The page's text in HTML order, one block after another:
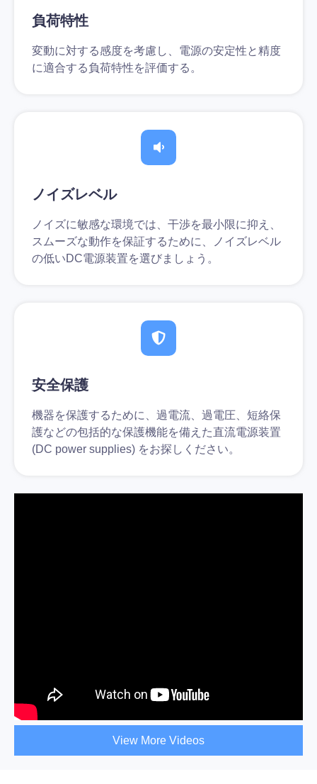
負荷特性
変動に対する感度を考慮し、電源の安定性と精度
に適合する負荷特性を評価する。
ノイズレベル
ノイズに敏感な環境では、干渉を最小限に抑え、
スムーズな動作を保証するために、ノイズレベル
の低いDC電源装置を選びましょう。
安全保護
機器を保護するために、過電流、過電圧、短絡保
護などの包括的な保護機能を備えた直流電源装置
(DC power supplies) をお探しください。
View More Videos